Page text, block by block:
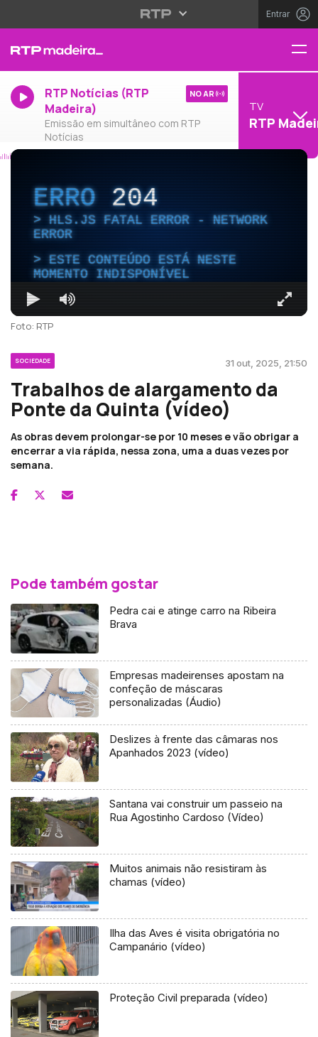
Entrar
RTP Notícias (RTP
Madeira)
Emissão em simultâneo com RTP
Notícias
NO AR
TV
RTP
ERRO204
HLS.JS FATAL ERROR - NETWORK
ERROR
ESTE CONTEÚDO ESTÁ NESTE
MOMENTO INDISPONÍVEL
Foto: RTP
SOCIEDADE 31 out, 2025, 21:50
Trabalhos de alargamento da
Ponte da Quinta (vídeo)
As obras devem prolongar-se por 10 meses e vão obrigar a
encerrar a via rápida, nessa zona, uma a duas vezes por
semana.
Pode também gostar
Pedra cai e atinge carro na Ribeira
Brava
Empresas madeirenses apostam na
confeção de máscaras
personalizadas (Áudio)
Deslizes à frente das câmaras nos
Apanhados 2023 (vídeo)
Santana vai construir um passeio na
Rua Agostinho Cardoso (Vídeo)
Muitos animais não resistiram às
chamas (vídeo)
Ilha das Aves é visita obrigatória no
Campanário (vídeo)
Proteção Civil preparada (vídeo)